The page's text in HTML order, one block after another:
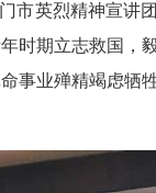
英烈精神宣
时期立志救国
事业殚精竭虑